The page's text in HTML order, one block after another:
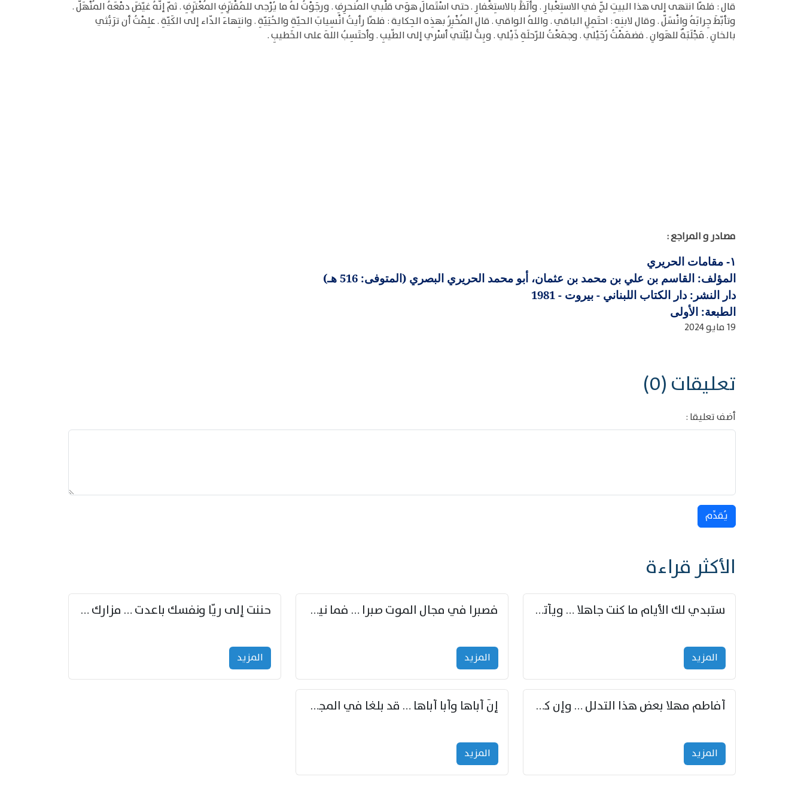
قال : فلمّا انتهى إلى هذا البيتِ لجّ في الاستِعْبارِ . وألَظَّ بالاستِغْفارِ . حتى اسْتَمالَ هوَى قلْبي المُنحرِفِ . ورجَوْتُ لهُ ما يُرْجى للمُقْتَرِفِ المُعْتَرِفِ . ثمّ إنّهُ غيّضَ دمْعَهُ المُنْهَلّ .
وتأبّطَ جِرابَهُ وانْسَلّ . وقال لابنِهِ : احتَمِلِ الباقي . واللهُ الواقي . قال المُخْبِرُ بهذِه الحِكاية : فلمّا رأيتُ انْسِيابَ الحيّةِ والحُيَيّةِ . وانتِهاءَ الدّاء إلى الكَيّةِ . علِمْتُ أن ترَبُّثي
بالخانِ . مَجْلَبَةٌ للهَوانِ . فضمَمْتُ رُحَيْلي . وجمَعْتُ للرّحلَةِ ذَيْلي . وبِتُّ ليْلَتي أسْري إلى الطّيبِ . وأحتَسِبُ اللهَ على الخَطيبِ .
مصادر و المراجع :
١-
مقامات الحريري
المؤلف: القاسم بن علي بن محمد بن عثمان، أبو محمد الحريري البصري (المتوفى: 516 هـ)
دار النشر: دار الكتاب اللبناني - بيروت - 1981
الطبعة: الأولى
19 مايو 2024
تعليقات (0)
أضف تعليقا :
يُقدِّم
الأكثر قراءة
ستبدي لك الأيام ما كنت جاهلا … ويأتيك بالأخبار من لم تزوّد
المزید
فصبرا في مجال الموت صبرا … فما نيل الخلود بمستطاع
المزید
حننت إلى ريّا ونفسك باعدت … مزارك من ريّا وشعباكما معا
المزید
أفاطم مهلا بعض هذا التدلل … وإن كنت قد أزمعت صرمي فأجملي
المزید
إنّ أباها وأبا أباها … قد بلغا في المجد غايتاها
المزید